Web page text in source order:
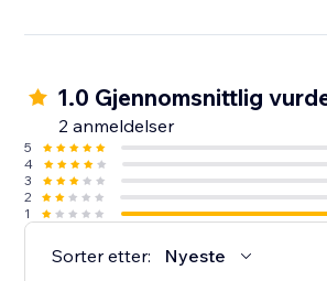
1.0 Gjennomsnittlig
2 anmeldelser
5
4
3
2
1
Sorter etter: Nyeste